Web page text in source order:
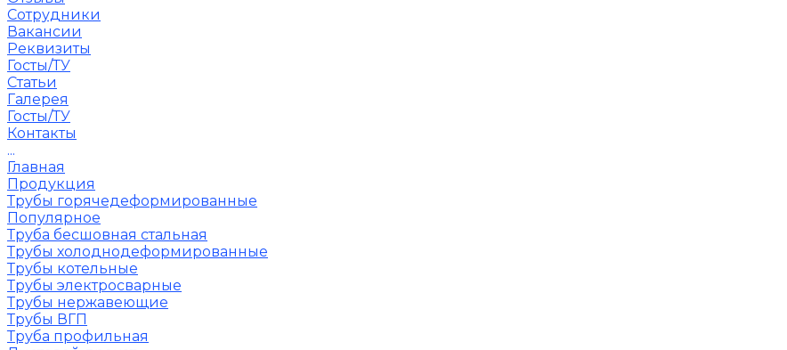
Сотрудники
Вакансии
Реквизиты
Госты/ТУ
Статьи
Галерея
Госты/ТУ
Контакты
...
Главная
Продукция
Трубы горячедеформированные
Популярное
Труба бесшовная стальная
Трубы холоднодеформированные
Трубы котельные
Трубы электросварные
Трубы нержавеющие
Трубы ВГП
Труба профильная